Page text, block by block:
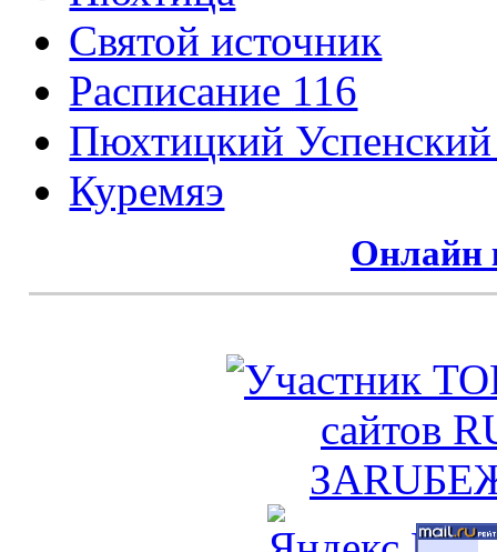
Святой источник
Расписание 116
Пюхтицкий
Куремяэ
Онлайн